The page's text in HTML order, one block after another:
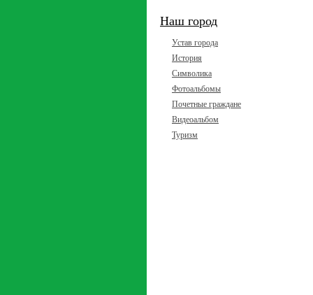
Наш город
Устав города
История
Символика
Фотоальбомы
Почетные граждане
Видеоальбом
Туризм